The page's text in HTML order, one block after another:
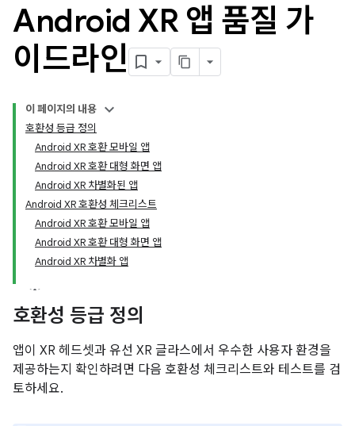
Android XR 앱 품질 가
이드라인
이 페이지의 내용
호환성 등급 정의
Android XR 호환 모바일 앱
Android XR 호환 대형 화면 앱
Android XR 차별화된 앱
Android XR 호환성 체크리스트
Android XR 호환 모바일 앱
Android XR 호환 대형 화면 앱
Android XR 차별화 앱
호환성 등급 정의
앱이 XR 헤드셋과 유선 XR 글라스에서 우수한 사용자 환경을
제공하는지 확인하려면 다음 호환성 체크리스트와 테스트를 검
토하세요.